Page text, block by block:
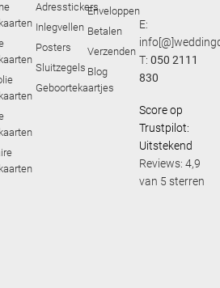
Adresstickers
Inlegvellen
Posters
Sluitzegels
Geboortekaartjes
Enveloppen
Betalen
Verzenden
Blog
E:
T:050 2111
830
Score op
Trustpilot:
Uitstekend
Reviews: 4,9
van 5 sterren